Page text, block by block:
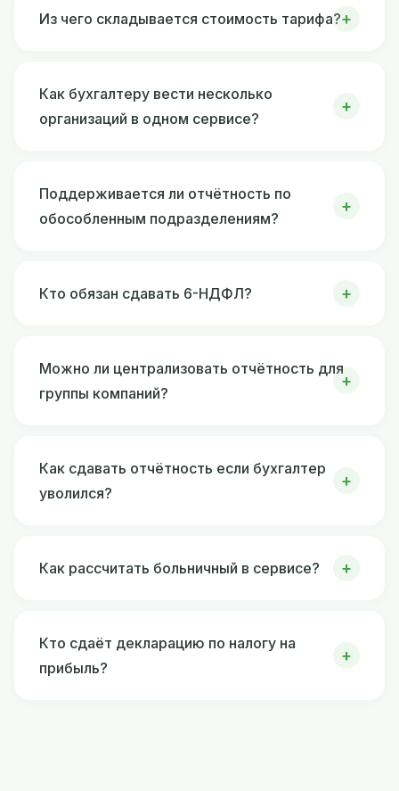
Из чего складывается стоимость тарифа?
Как бухгалтеру вести несколько
организаций в одном сервисе?
Поддерживается ли отчётность по
обособленным подразделениям?
Кто обязан сдавать 6-НДФЛ?
Можно ли централизовать отчётность для
группы компаний?
Как сдавать отчётность если бухгалтер
уволился?
Как рассчитать больничный в сервисе?
Кто сдаёт декларацию по налогу на
прибыль?